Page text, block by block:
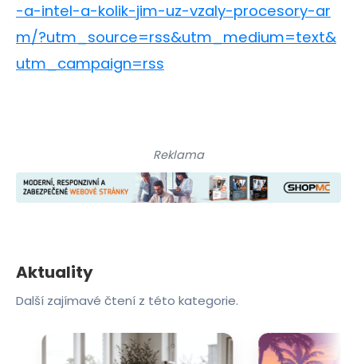
-a-intel-a-kolik-jim-uz-vzaly-procesory-ar
m/?utm_source=rss&utm_medium=text&
utm_campaign=rss
Reklama
Aktuality
Další zajímavé čtení z této kategorie.